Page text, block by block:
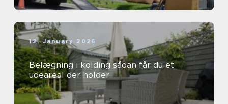
12. January 2026
Belægning i kolding sådan får du et
udeareal der holder